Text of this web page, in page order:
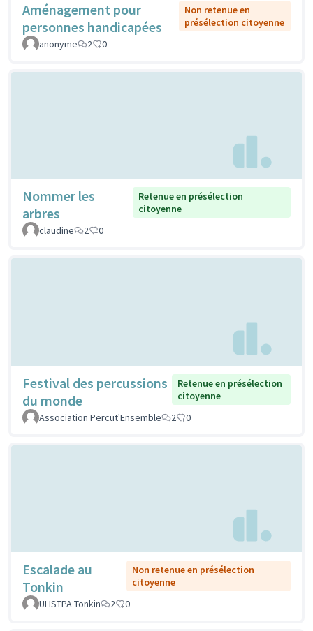
Aménagement pour
personnes handicapées
Non retenue en
présélection citoyenne
anonyme
2 0
Nommer les
arbres
Retenue en présélection
citoyenne
claudine
2 0
Festival des percussions
du monde
Retenue en présélection
citoyenne
Association Percut'Ensemble
2 0
Escalade au
Tonkin
Non retenue en présélection
citoyenne
ULISTPA Tonkin
2 0